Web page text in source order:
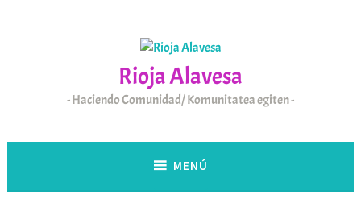
Rioja Alavesa
Haciendo Comunidad/ Komunitatea egiten
MENÚ